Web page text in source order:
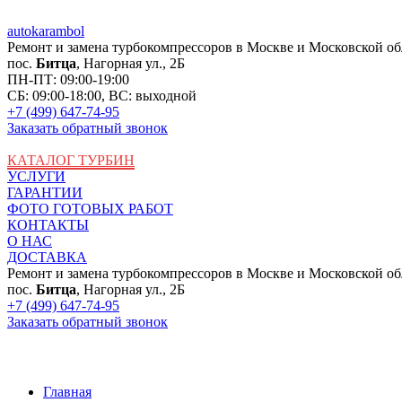
autokarambol
Ремонт и замена турбокомпрессоров в Москве и Московской
пос. Битца, Нагорная ул., 2Б
ПН-ПТ: 09:00-19:00
СБ: 09:00-18:00, ВС: выходной
+7 (499) 647-74-95
Заказать обратный звонок
КАТАЛОГ ТУРБИН
УСЛУГИ
ГАРАНТИИ
ФОТО ГОТОВЫХ РАБОТ
КОНТАКТЫ
О НАС
ДОСТАВКА
Ремонт и замена турбокомпрессоров в Москве и Московской
пос. Битца, Нагорная ул., 2Б
+7 (499) 647-74-95
Заказать обратный звонок
Главная